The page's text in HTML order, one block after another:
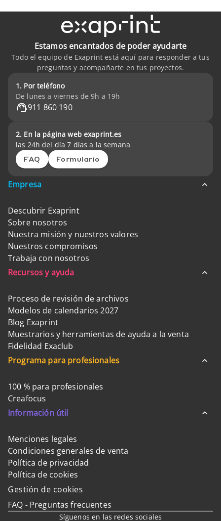
Estamos encantados de poder ayudarte
Todo el equipo de Exaprint está aquí para responder a tus
preguntas y acompañarte en tus proyectos.
1. Por teléfono
De lunes a viernes de 9h a 19h
911 860 190
2. En la página web exaprint.es
las 24h del día 7 días a la semana
FAQ Formulario
Empresa
Descubrir Exaprint
Sobre nosotros
Nuestra misión y nuestros valores
Nuestros compromisos
Trabaja con nosotros
Recursos y ayuda
Proceso de revisión de archivos
Modelos de calendarios 2027
Blog Exaprint
Muestrarios y herramientas de ayuda a la venta
Fidelidad Exaclub
Programa para profesionales
100 % para profesionales
Creafocus
Información útil
Menciones legales
Condiciones generales de venta
Política de privacidad
Política de cookies
Gestión de cookies
FAQ - Preguntas frecuentes
Síguenos en las redes sociales